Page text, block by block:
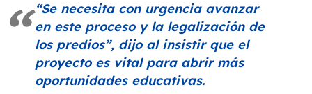
“Se necesita con urgencia avanzar
en este proceso y la legalización de
los predios”, dijo al insistir que el
proyecto es vital para abrir más
oportunidades educativas.